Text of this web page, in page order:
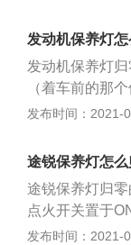
的是定期对汽
决汽车存在的
保养是非常必
车辆进行简单
发动机保养灯
发动机保养灯
（着车前的那
钮；3、关闭点
后续的保养维
钱，省大钱呢
发布时间：2021-
途锐保养灯怎
途锐保养灯归
点火开关置于
继续保持压下归
发布时间：2021-